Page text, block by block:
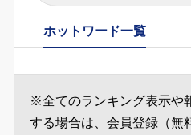
ホットワード一覧
※全てのランキング表示や
する場合は、会員登録（無